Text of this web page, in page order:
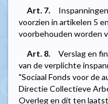
Art. 7.
voorzien in artikelen 5
voorbehouden worden
Art. 8.
Verslag en
van de verplichte
"Sociaal Fonds voor de
Directie Collectieve
Overleg en dit ten